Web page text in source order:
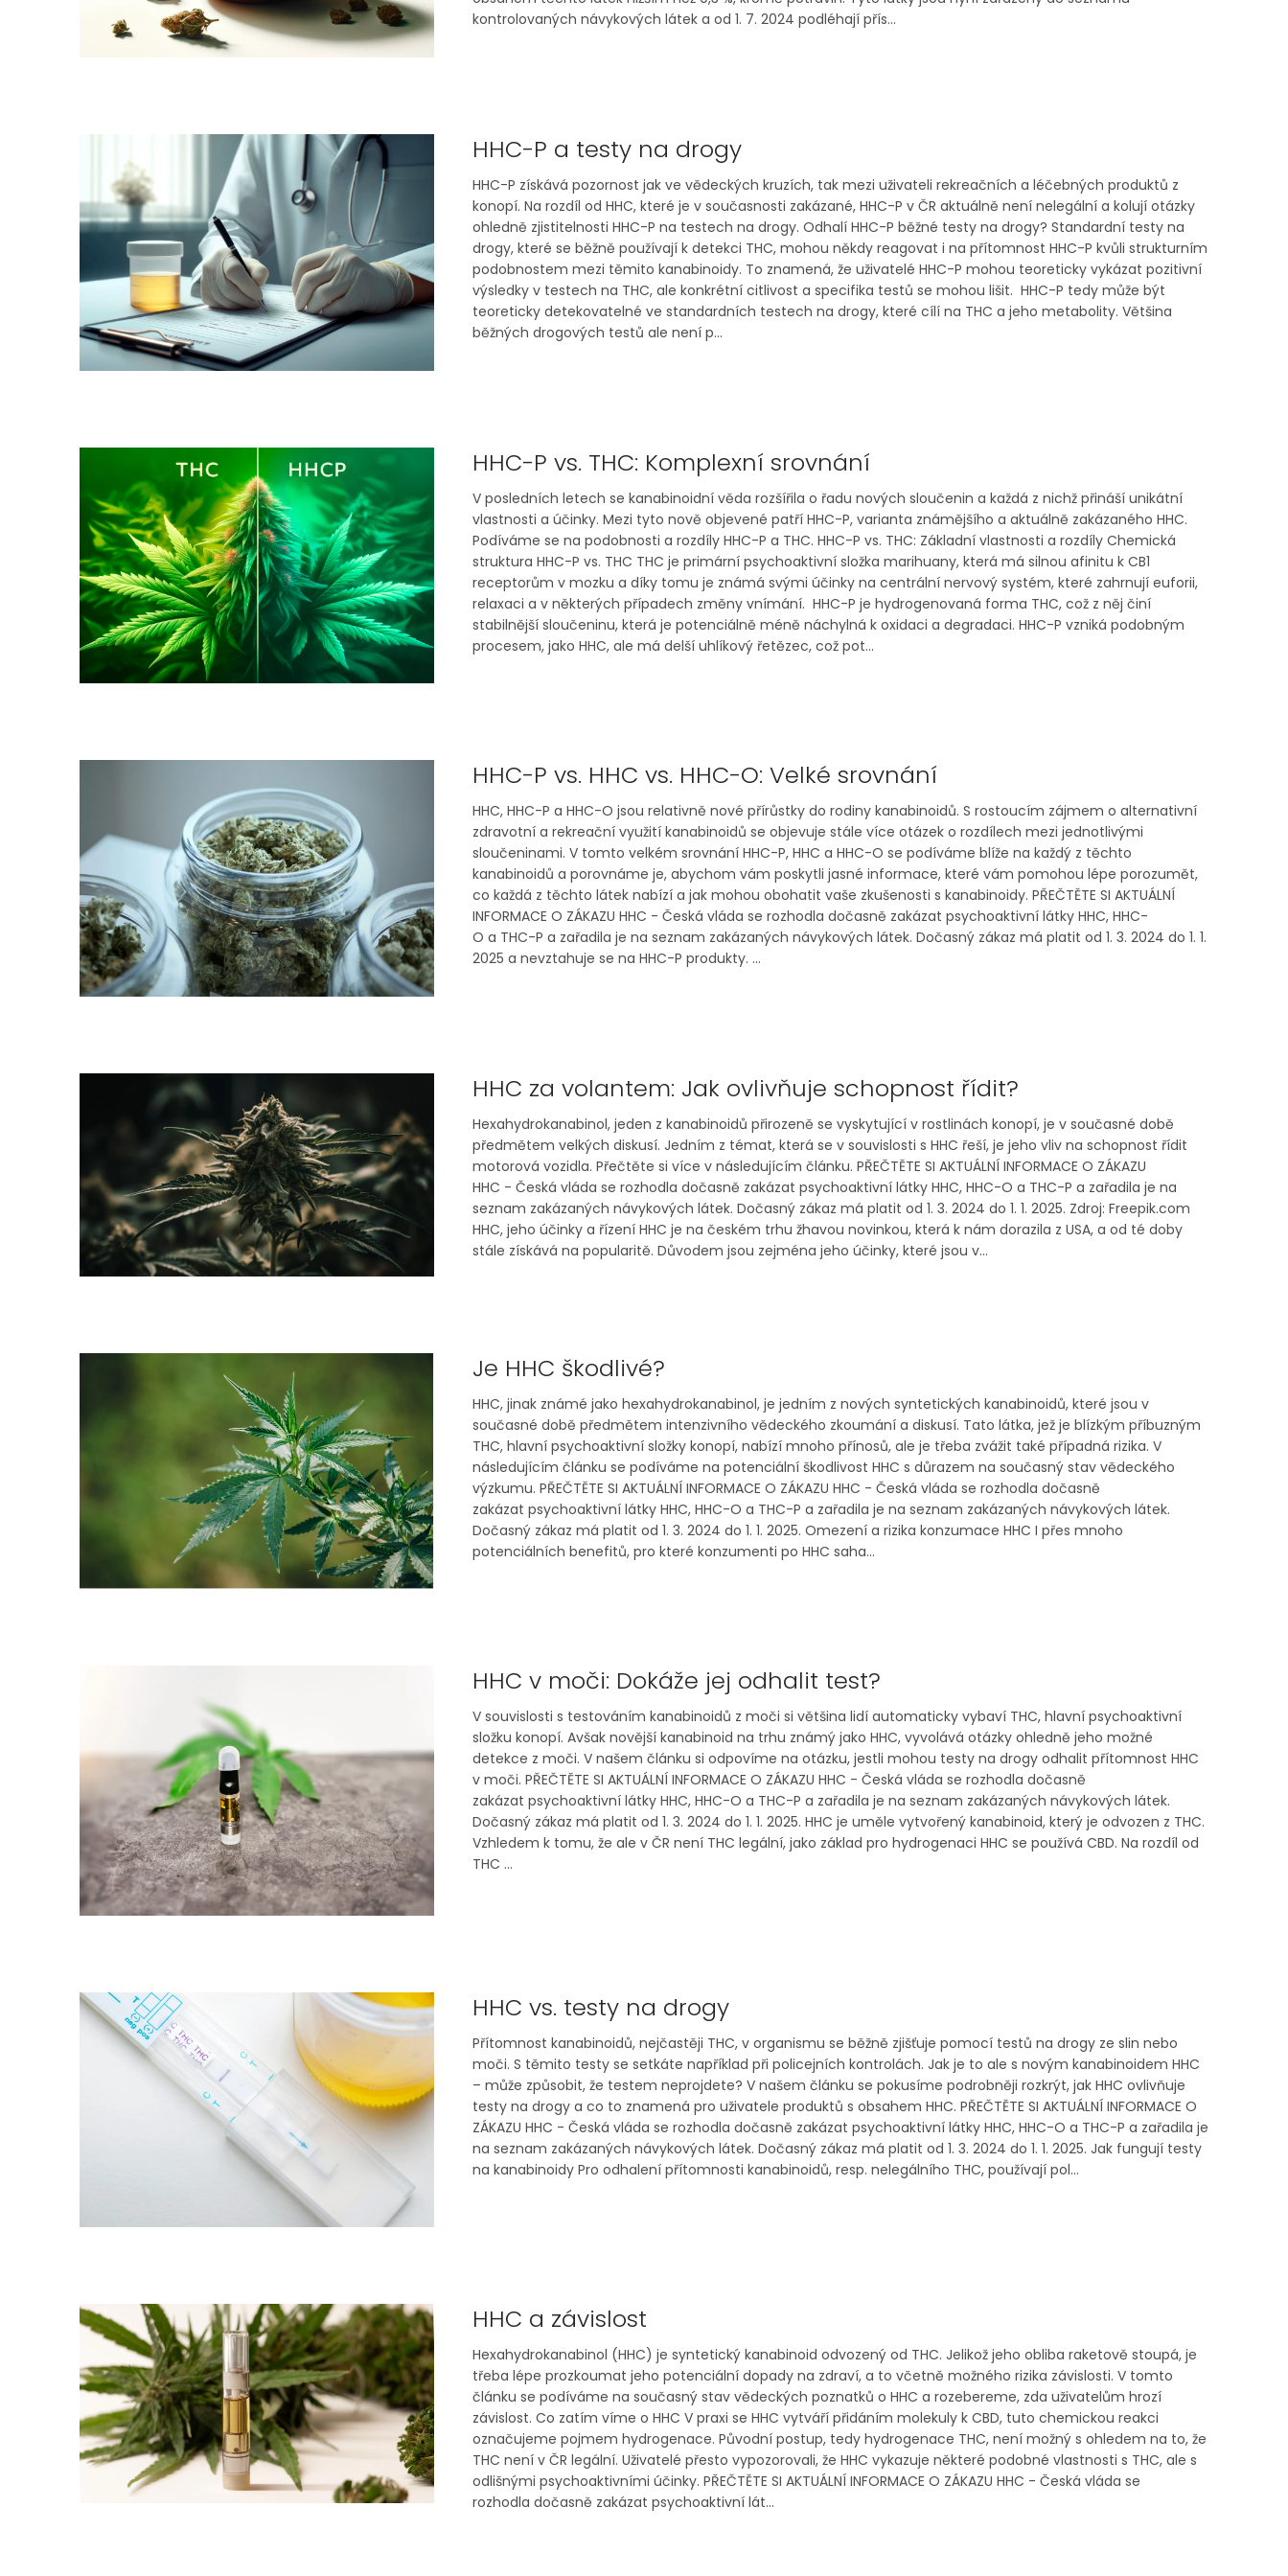
kontrolovaných návykových látek a od 1. 7. 2024 podléhají přís...
HHC-P a testy na drogy
HHC-P získává pozornost jak ve vědeckých kruzích, tak mezi uživateli rekreačních a léčebných produktů z
konopí. Na rozdíl od HHC, které je v současnosti zakázané, HHC-P v ČR aktuálně není nelegální a kolují otázky
ohledně zjistitelnosti HHC-P na testech na drogy. Odhalí HHC-P běžné testy na drogy? Standardní testy na
drogy, které se běžně používají k detekci THC, mohou někdy reagovat i na přítomnost HHC-P kvůli strukturním
podobnostem mezi těmito kanabinoidy. To znamená, že uživatelé HHC-P mohou teoreticky vykázat pozitivní
výsledky v testech na THC, ale konkrétní citlivost a specifika testů se mohou lišit. HHC-P tedy může být
teoreticky detekovatelné ve standardních testech na drogy, které cílí na THC a jeho metabolity. Většina
běžných drogových testů ale není p...
HHC-P vs. THC: Komplexní srovnání
V posledních letech se kanabinoidní věda rozšířila o řadu nových sloučenin a každá z nichž přináší unikátní
vlastnosti a účinky. Mezi tyto nově objevené patří HHC-P, varianta známějšího a aktuálně zakázaného HHC.
Podíváme se na podobnosti a rozdíly HHC-P a THC. HHC-P vs. THC: Základní vlastnosti a rozdíly Chemická
struktura HHC-P vs. THC THC je primární psychoaktivní složka marihuany, která má silnou afinitu k CB1
receptorům v mozku a díky tomu je známá svými účinky na centrální nervový systém, které zahrnují euforii,
relaxaci a v některých případech změny vnímání. HHC-P je hydrogenovaná forma THC, což z něj činí
stabilnější sloučeninu, která je potenciálně méně náchylná k oxidaci a degradaci. HHC-P vzniká podobným
procesem, jako HHC, ale má delší uhlíkový řetězec, což pot...
HHC-P vs. HHC vs. HHC-O: Velké srovnání
HHC, HHC-P a HHC-O jsou relativně nové přírůstky do rodiny kanabinoidů. S rostoucím zájmem o alternativní
zdravotní a rekreační využití kanabinoidů se objevuje stále více otázek o rozdílech mezi jednotlivými
sloučeninami. V tomto velkém srovnání HHC-P, HHC a HHC-O se podíváme blíže na každý z těchto
kanabinoidů a porovnáme je, abychom vám poskytli jasné informace, které vám pomohou lépe porozumět,
co každá z těchto látek nabízí a jak mohou obohatit vaše zkušenosti s kanabinoidy. PŘEČTĚTE SI AKTUÁLNÍ
INFORMACE O ZÁKAZU HHC - Česká vláda se rozhodla dočasně zakázat psychoaktivní látky HHC, HHC-
O a THC-P a zařadila je na seznam zakázaných návykových látek. Dočasný zákaz má platit od 1. 3. 2024 do 1. 1.
2025 a nevztahuje se na HHC-P produkty. ...
HHC za volantem: Jak ovlivňuje schopnost řídit?
Hexahydrokanabinol, jeden z kanabinoidů přirozeně se vyskytující v rostlinách konopí, je v současné době
předmětem velkých diskusí. Jedním z témat, která se v souvislosti s HHC řeší, je jeho vliv na schopnost řídit
motorová vozidla. Přečtěte si více v následujícím článku. PŘEČTĚTE SI AKTUÁLNÍ INFORMACE O ZÁKAZU
HHC - Česká vláda se rozhodla dočasně zakázat psychoaktivní látky HHC, HHC-O a THC-P a zařadila je na
seznam zakázaných návykových látek. Dočasný zákaz má platit od 1. 3. 2024 do 1. 1. 2025. Zdroj: Freepik.com
HHC, jeho účinky a řízení HHC je na českém trhu žhavou novinkou, která k nám dorazila z USA, a od té doby
stále získává na popularitě. Důvodem jsou zejména jeho účinky, které jsou v...
Je HHC škodlivé?
HHC, jinak známé jako hexahydrokanabinol, je jedním z nových syntetických kanabinoidů, které jsou v
současné době předmětem intenzivního vědeckého zkoumání a diskusí. Tato látka, jež je blízkým příbuzným
THC, hlavní psychoaktivní složky konopí, nabízí mnoho přínosů, ale je třeba zvážit také případná rizika. V
následujícím článku se podíváme na potenciální škodlivost HHC s důrazem na současný stav vědeckého
výzkumu. PŘEČTĚTE SI AKTUÁLNÍ INFORMACE O ZÁKAZU HHC - Česká vláda se rozhodla dočasně
zakázat psychoaktivní látky HHC, HHC-O a THC-P a zařadila je na seznam zakázaných návykových látek.
Dočasný zákaz má platit od 1. 3. 2024 do 1. 1. 2025. Omezení a rizika konzumace HHC I přes mnoho
potenciálních benefitů, pro které konzumenti po HHC saha...
HHC v moči: Dokáže jej odhalit test?
V souvislosti s testováním kanabinoidů z moči si většina lidí automaticky vybaví THC, hlavní psychoaktivní
složku konopí. Avšak novější kanabinoid na trhu známý jako HHC, vyvolává otázky ohledně jeho možné
detekce z moči. V našem článku si odpovíme na otázku, jestli mohou testy na drogy odhalit přítomnost HHC
v moči. PŘEČTĚTE SI AKTUÁLNÍ INFORMACE O ZÁKAZU HHC - Česká vláda se rozhodla dočasně
zakázat psychoaktivní látky HHC, HHC-O a THC-P a zařadila je na seznam zakázaných návykových látek.
Dočasný zákaz má platit od 1. 3. 2024 do 1. 1. 2025. HHC je uměle vytvořený kanabinoid, který je odvozen z THC.
Vzhledem k tomu, že ale v ČR není THC legální, jako základ pro hydrogenaci HHC se používá CBD. Na rozdíl od
THC ...
HHC vs. testy na drogy
Přítomnost kanabinoidů, nejčastěji THC, v organismu se běžně zjišťuje pomocí testů na drogy ze slin nebo
moči. S těmito testy se setkáte například při policejních kontrolách. Jak je to ale s novým kanabinoidem HHC
– může způsobit, že testem neprojdete? V našem článku se pokusíme podrobněji rozkrýt, jak HHC ovlivňuje
testy na drogy a co to znamená pro uživatele produktů s obsahem HHC. PŘEČTĚTE SI AKTUÁLNÍ INFORMACE O
ZÁKAZU HHC - Česká vláda se rozhodla dočasně zakázat psychoaktivní látky HHC, HHC-O a THC-P a zařadila je
na seznam zakázaných návykových látek. Dočasný zákaz má platit od 1. 3. 2024 do 1. 1. 2025. Jak fungují testy
na kanabinoidy Pro odhalení přítomnosti kanabinoidů, resp. nelegálního THC, používají pol...
HHC a závislost
Hexahydrokanabinol (HHC) je syntetický kanabinoid odvozený od THC. Jelikož jeho obliba raketově stoupá, je
třeba lépe prozkoumat jeho potenciální dopady na zdraví, a to včetně možného rizika závislosti. V tomto
článku se podíváme na současný stav vědeckých poznatků o HHC a rozebereme, zda uživatelům hrozí
závislost. Co zatím víme o HHC V praxi se HHC vytváří přidáním molekuly k CBD, tuto chemickou reakci
označujeme pojmem hydrogenace. Původní postup, tedy hydrogenace THC, není možný s ohledem na to, že
THC není v ČR legální. Uživatelé přesto vypozorovali, že HHC vykazuje některé podobné vlastnosti s THC, ale s
odlišnými psychoaktivními účinky. PŘEČTĚTE SI AKTUÁLNÍ INFORMACE O ZÁKAZU HHC - Česká vláda se
rozhodla dočasně zakázat psychoaktivní lát...